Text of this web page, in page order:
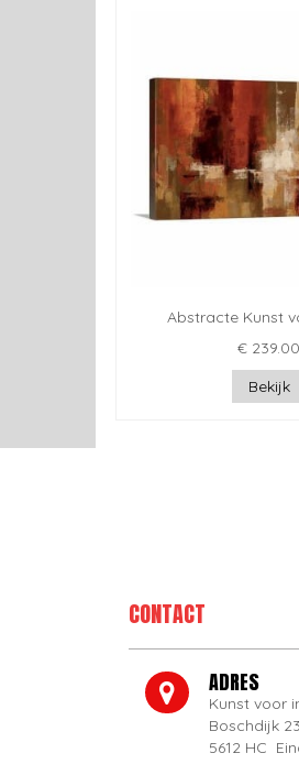
Abstracte Kunst
€ 239.00
Bekijk
CONTACT
ADRES
Kunst voor
Boschdijk
5612 HC